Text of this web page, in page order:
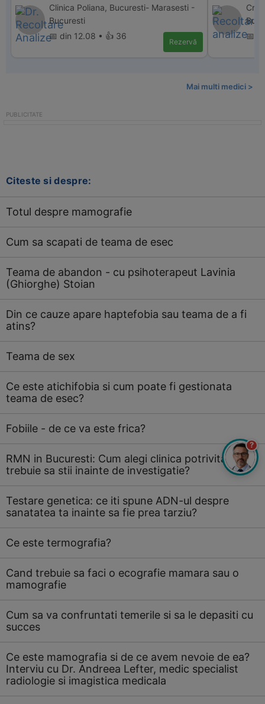
Clinica Poliana, Bucuresti- Marasesti -
Bucuresti
📅 din 12.08 • 👍 36
Rezervă
Cris
📅
Mai multi medici >
Citeste si despre:
Totul despre mamografie
Cum sa scapati de teama de esec
Teama de abandon - cu psihoterapeut Lavinia
(Ghiorghe) Stoian
Din ce cauze apare haptefobia sau teama de a fi
atins?
Teama de sex
Ce este atichifobia si cum poate fi gestionata
teama de esec?
Fobiile - de ce va este frica?
RMN in Bucuresti: Cum alegi clinica potrivita si ce
trebuie sa stii inainte de investigatie?
Testare genetica: ce iti spune ADN-ul despre
sanatatea ta inainte sa fie prea tarziu?
Ce este termografia?
Cand trebuie sa faci o ecografie mamara sau o
mamografie
Cum sa va confruntati temerile si sa le depasiti cu
succes
Ce este mamografia si de ce avem nevoie de ea?
Interviu cu Dr. Andreea Lefter, medic specialist
radiologie si imagistica medicala
?